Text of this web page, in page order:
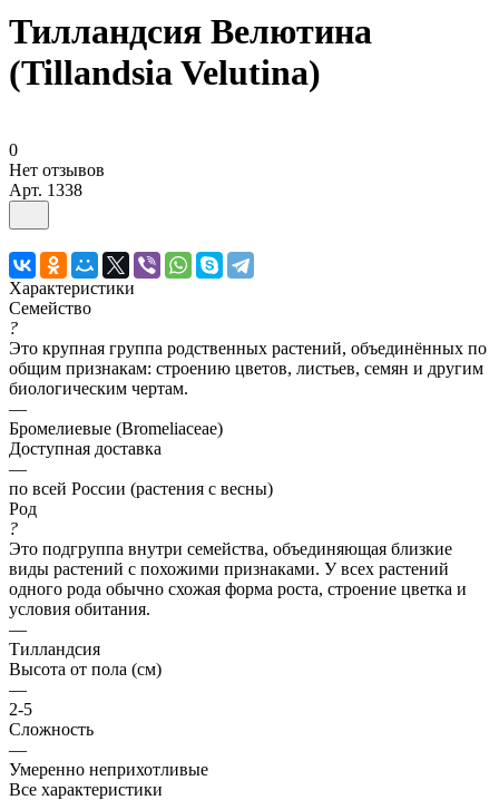
Тилландсия Велютина
(Tillandsia Velutina)
0
Нет отзывов
Арт. 1338
Характеристики
Семейство
?
Это крупная группа родственных растений, объединённых по
общим признакам: строению цветов, листьев, семян и другим
биологическим чертам.
—
Бромелиевые (Bromeliaceae)
Доступная доставка
—
по всей России (растения с весны)
Род
?
Это подгруппа внутри семейства, объединяющая близкие
виды растений с похожими признаками. У всех растений
одного рода обычно схожая форма роста, строение цветка и
условия обитания.
—
Тилландсия
Высота от пола (см)
—
2-5
Сложность
—
Умеренно неприхотливые
Все характеристики